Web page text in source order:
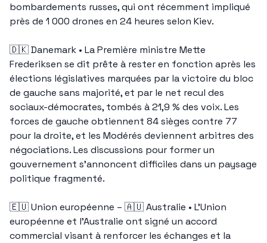
bombardements russes, qui ont récemment impliqué
près de 1 000 drones en 24 heures selon Kiev.
🇩🇰 Danemark • La Première ministre Mette
Frederiksen se dit prête à rester en fonction après les
élections législatives marquées par la victoire du bloc
de gauche sans majorité, et par le net recul des
sociaux-démocrates, tombés à 21,9 % des voix. Les
forces de gauche obtiennent 84 sièges contre 77
pour la droite, et les Modérés deviennent arbitres des
négociations. Les discussions pour former un
gouvernement s’annoncent difficiles dans un paysage
politique fragmenté.
🇪🇺 Union européenne – 🇦🇺 Australie • L’Union
européenne et l’Australie ont signé un accord
commercial visant à renforcer les échanges et la